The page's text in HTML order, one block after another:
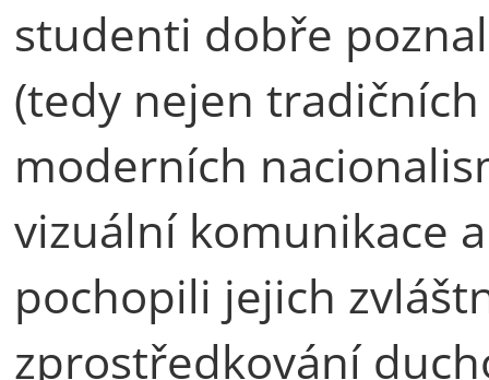
studenti dobře
(tedy nejen
moderních
vizuální komunikace
pochopili jejich
zprostředkování